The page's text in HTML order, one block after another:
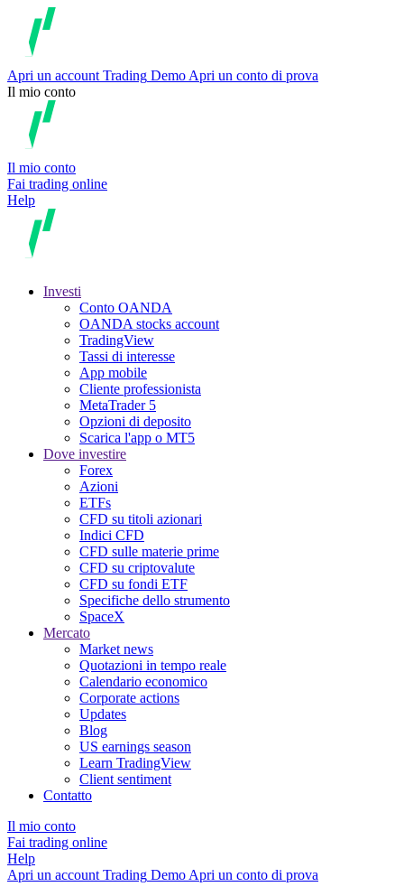
Apri un account Trading Demo Apri un conto di prova
Il mio conto
Il mio conto
Fai trading online
Help
Investi
Conto OANDA
OANDA stocks account
TradingView
Tassi di interesse
App mobile
Cliente professionista
MetaTrader 5
Opzioni di deposito
Scarica l'app o MT5
Dove investire
Forex
Azioni
ETFs
CFD su titoli azionari
Indici CFD
CFD sulle materie prime
CFD su criptovalute
CFD su fondi ETF
Specifiche dello strumento
SpaceX
Mercato
Market news
Quotazioni in tempo reale
Calendario economico
Corporate actions
Updates
Blog
US earnings season
Learn TradingView
Client sentiment
Contatto
Il mio conto
Fai trading online
Help
Apri un account Trading Demo Apri un conto di prova